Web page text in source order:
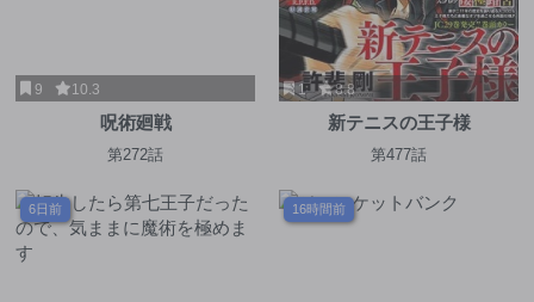
9 10.3
呪術廻戦
第272話
1 8.8
新テニスの王子様
第477話
6日前 16時間前